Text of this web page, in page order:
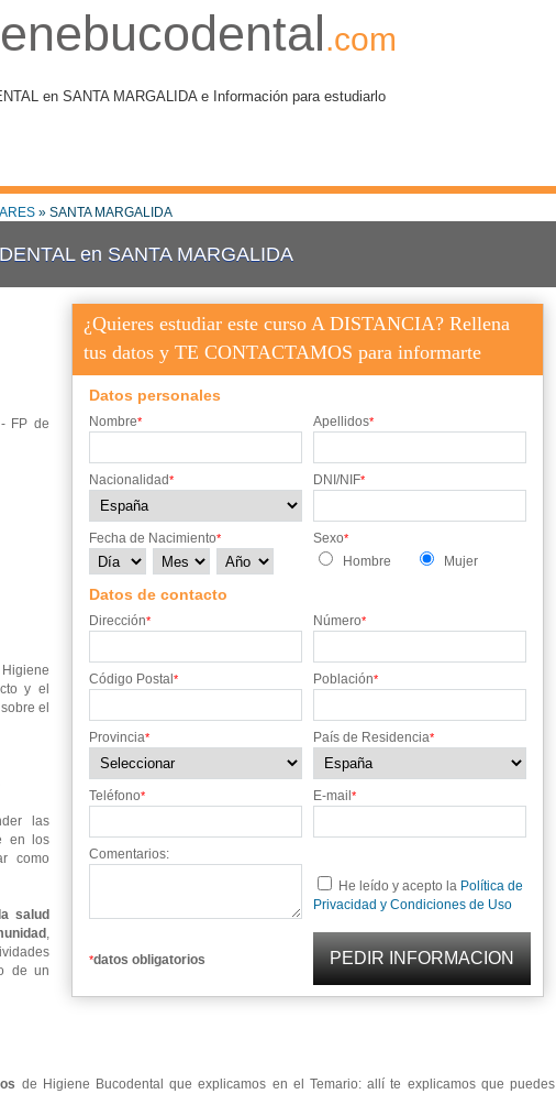
.com
en SANTA MARGALIDA e Información para estudiarlo
» SANTA MARGALIDA
en SANTA MARGALIDA
¿Quieres estudiar este curso A DISTANCIA? Rellena
tus datos y TE CONTACTAMOS para informarte
Datos personales
Nombre* Apellidos*
Nacionalidad* DNI/NIF*
Fecha de Nacimiento* Sexo*
Hombre Mujer
Datos de contacto
Dirección* Número*
Código Postal * Población*
Provincia* País de Residencia*
Teléfono* E-mail *
Comentarios:
He leído y acepto la Política de
Privacidad y Condiciones de Uso
*datos obligatorios
FP de
y el
el
las
en los
como
salud
,
de un
de Higiene Bucodental que explicamos en el Temario: allí te explicamos que puedes